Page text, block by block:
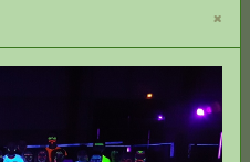
dans l'incapacité de proposer
âgés de moins de 14 ans.
à venir pour la saison, sachez que
la boucle avec les autres clubs
×